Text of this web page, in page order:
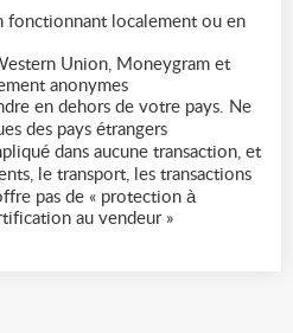
fonctionnant localement ou en
Union, Moneygram et
anonymes
en dehors de votre pays. Ne
des pays étrangers
dans aucune transaction, et
le transport, les transactions
pas de « protection à
au vendeur »